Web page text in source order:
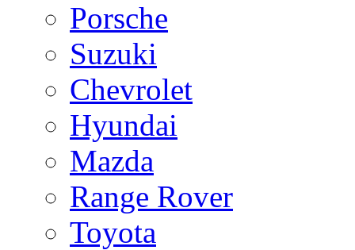
Porsche
Suzuki
Chevrolet
Hyundai
Mazda
Range Rover
Toyota